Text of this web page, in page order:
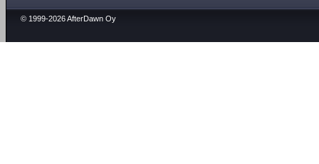
© 1999-2026 AfterDawn Oy